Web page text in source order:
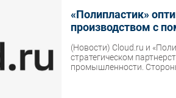
«Полипластик»
производством с
(Новости) Cloud.ru и
стратегическом
промышленности.